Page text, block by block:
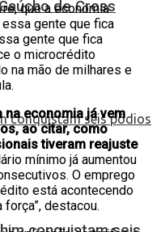
de Cross
que a economia
gente que fica
gente que fica
o microcrédito
na mão de milhares e
na economia já vem
ao citar, como
tiveram reajuste
mínimo já aumentou
O emprego
está acontecendo
destacou.